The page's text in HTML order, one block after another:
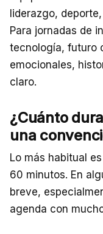
liderazgo,
Para jornadas de
tecnología, futuro
emocionales,
claro.
¿Cuánto
una
Lo más habitual
60 minutos. En
breve,
agenda con